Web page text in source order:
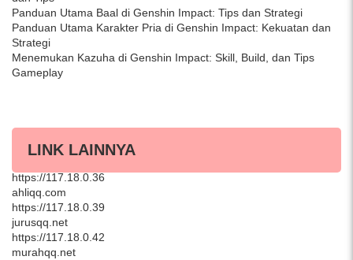
Panduan Utama Baal di Genshin Impact: Tips dan Strategi
Panduan Utama Karakter Pria di Genshin Impact: Kekuatan dan
Strategi
Menemukan Kazuha di Genshin Impact: Skill, Build, dan Tips
Gameplay
LINK LAINNYA
https://117.18.0.36
ahliqq.com
https://117.18.0.39
jurusqq.net
https://117.18.0.42
murahqq.net